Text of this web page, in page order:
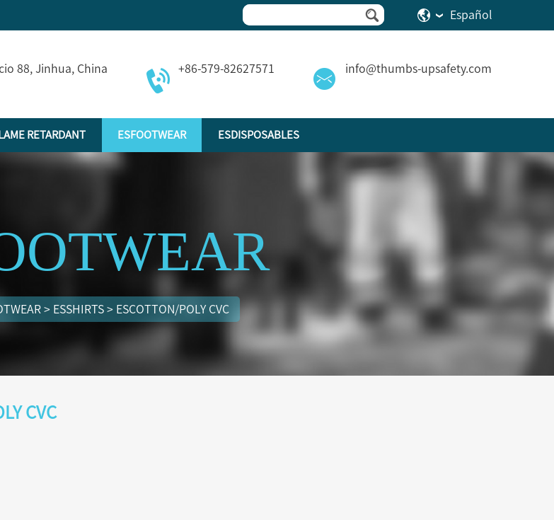
Español
88, Jinhua, China +86-579-82627571 info@thumbs-upsafety.com
RETARDANT ESFOOTWEAR ESDISPOSABLES
> ESSHIRTS > ESCOTTON/POLY CVC
CVC